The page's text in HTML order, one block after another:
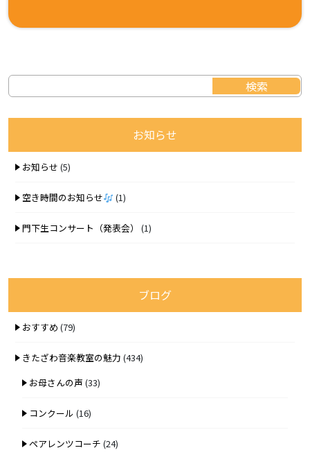
お知らせ
お知らせ (5)
空き時間のお知らせ (1)
門下生コンサート（発表会） (1)
ブログ
おすすめ (79)
きたざわ音楽教室の魅力 (434)
お母さんの声 (33)
コンクール (16)
ペアレンツコーチ (24)